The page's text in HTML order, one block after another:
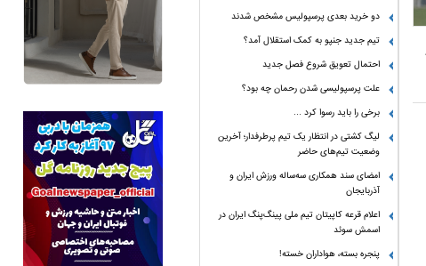
دو خرید بعدی پرسپولیس مشخص شدند
تیم جدید جنپو به کمک استقلال آمد؟
احتمال تعویق شروع فصل جدید
علت پرسپولیسی شدن رحمان چه بود؟
برخی را باید رسوا کرد …
لیگ کشتی در انتظار یک تیم پرطرفدار؛ آخرین
وضعیت تیم‌های حاضر
امضای سند همکاری سه‌ساله ورزش ایران و
آذربایجان
اعلام قرعه کاپیتان تیم ملی پینگ‌پنگ ایران در
اسمش سوئد
پنجره بسته، هواداران خسته!